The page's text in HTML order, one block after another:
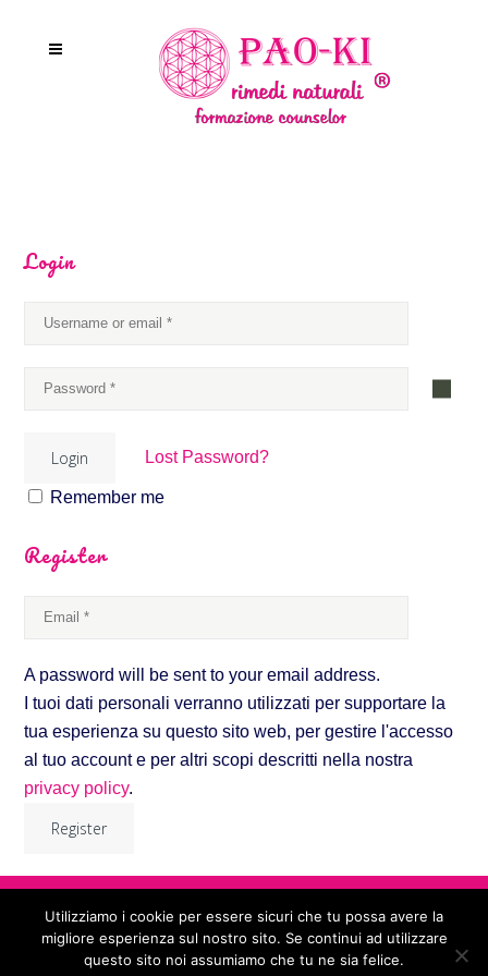
Login
Lost Password?
Remember me
Register
A password will be sent to your email address.
I tuoi dati personali verranno utilizzati per supportare la
tua esperienza su questo sito web, per gestire l'accesso
al tuo account e per altri scopi descritti nella nostra
privacy policy.
leggi biologiche - Paoki Rimedi Naturali ®
di Paola Polimeni - Via Giovanni Mario Copello, 2/5 - 16043
Chiavari (Ge)
Tel. 348 310 2481 - email: paoki@paoki.it - sito: www.paoki.it
Utilizziamo i cookie per essere sicuri che tu possa avere la
migliore esperienza sul nostro sito. Se continui ad utilizzare
questo sito noi assumiamo che tu ne sia felice.